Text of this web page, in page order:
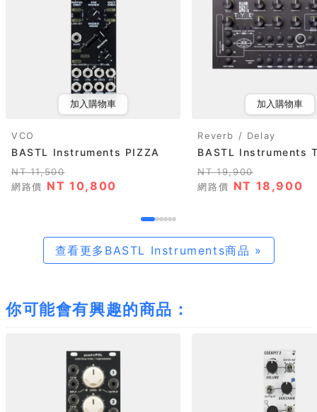
加入購物車
VCO
BASTL Instruments PIZZA
NT 11,500
網路價 NT 10,800
加入購物車
Reverb / Delay
BASTL Instruments
NT 19,900
網路價 NT 18,900
查看更多BASTL Instruments商品 »
你可能會有興趣的商品：